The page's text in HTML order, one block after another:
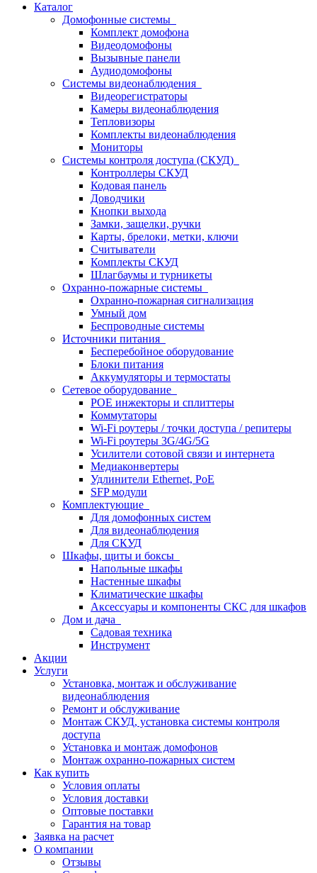
Каталог
Домофонные системы
Комплект домофона
Видеодомофоны
Вызывные панели
Аудиодомофоны
Системы видеонаблюдения
Видеорегистраторы
Камеры видеонаблюдения
Тепловизоры
Комплекты видеонаблюдения
Мониторы
Системы контроля доступа (СКУД)
Контроллеры СКУД
Кодовая панель
Доводчики
Кнопки выхода
Замки, защелки, ручки
Карты, брелоки, метки, ключи
Считыватели
Комплекты СКУД
Шлагбаумы и турникеты
Охранно-пожарные системы
Охранно-пожарная сигнализация
Умный дом
Беспроводные системы
Источники питания
Бесперебойное оборудование
Блоки питания
Аккумуляторы и термостаты
Сетевое оборудование
POE инжекторы и сплиттеры
Коммутаторы
Wi-Fi роутеры / точки доступа / репитеры
Wi-Fi роутеры 3G/4G/5G
Усилители сотовой связи и интернета
Медиаконвертеры
Удлинители Ethernet, PoE
SFP модули
Комплектующие
Для домофонных систем
Для видеонаблюдения
Для СКУД
Шкафы, щиты и боксы
Напольные шкафы
Настенные шкафы
Климатические шкафы
Аксессуары и компоненты СКС для шкафов
Дом и дача
Садовая техника
Инструмент
Акции
Услуги
Установка, монтаж и обслуживание
видеонаблюдения
Ремонт и обслуживание
Монтаж СКУД, установка системы контроля
доступа
Установка и монтаж домофонов
Монтаж охранно-пожарных систем
Как купить
Условия оплаты
Условия доставки
Оптовые поставки
Гарантия на товар
Заявка на расчет
О компании
Отзывы